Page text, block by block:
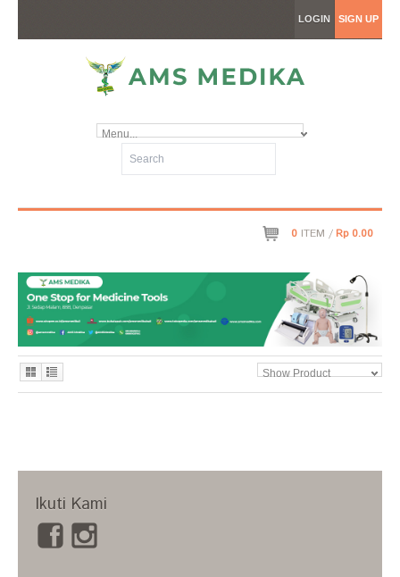
LOGIN SIGN UP
Menu...
0 ITEM /Rp 0.00
Show Product
Ikuti Kami